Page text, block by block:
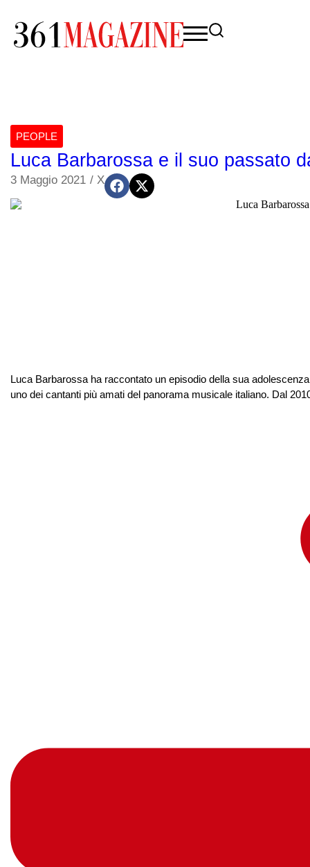
PEOPLE
Luca Barbarossa e il suo passato
3 Maggio 2021 / X
Luca Barbarossa ha raccontato un episodio della sua
uno dei cantanti più amati del panorama musicale italiano. Dal